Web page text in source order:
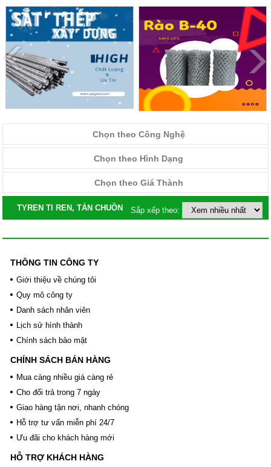
Chọn theo Công Nghệ
Chọn theo Hình Dạng
Chọn theo Giá Thành
TYREN TI REN, TÁN CHUỒN Sắp xếp theo:
THÔNG TIN CÔNG TY
Giới thiệu về chúng tôi
Quy mô công ty
Danh sách nhân viên
Lịch sử hình thành
Chính sách bảo mật
CHÍNH SÁCH BÁN HÀNG
Mua càng nhiều giá càng rẻ
Cho đổi trả trong 7 ngày
Giao hàng tận nơi, nhanh chóng
Hỗ trợ tư vấn miễn phí 24/7
Ưu đãi cho khách hàng mới
HỖ TRỢ KHÁCH HÀNG